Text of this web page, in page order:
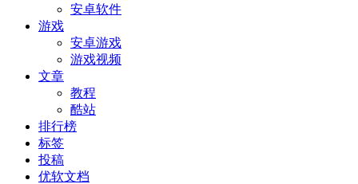
安卓软件
游戏
安卓游戏
游戏视频
文章
教程
酷站
排行榜
标签
投稿
优软文档